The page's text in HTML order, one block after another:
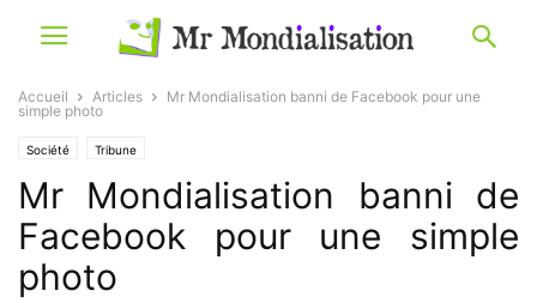
Accueil Articles
Mr Mondialisation banni de Facebook pour une
simple photo
Société Tribune
Mr Mondialisation banni de
Facebook pour une simple
photo